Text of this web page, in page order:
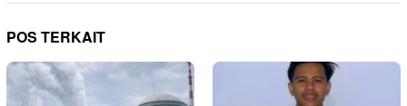
POS TERKAIT